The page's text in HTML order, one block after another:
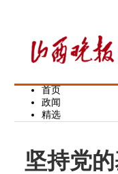
首页
政闻
精选
时事
文化
坚持党